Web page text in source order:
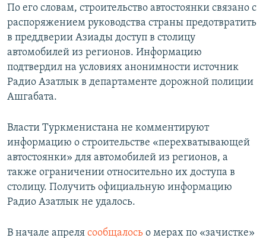
По его словам, строительство автостоянки связано с
распоряжением руководства страны предотвратить
в преддверии Азиады доступ в столицу
автомобилей из регионов. Информацию
подтвердил на условиях анонимности источник
Радио Азатлык в департаменте дорожной полиции
Ашгабата.
Власти Туркменистана не комментируют
информацию о строительстве «перехватывающей
автостоянки» для автомобилей из регионов, а
также ограничении относительно их доступа в
столицу. Получить официальную информацию
Радио Азатлык не удалось.
В начале апреля сообщалось о мерах по «зачистке»